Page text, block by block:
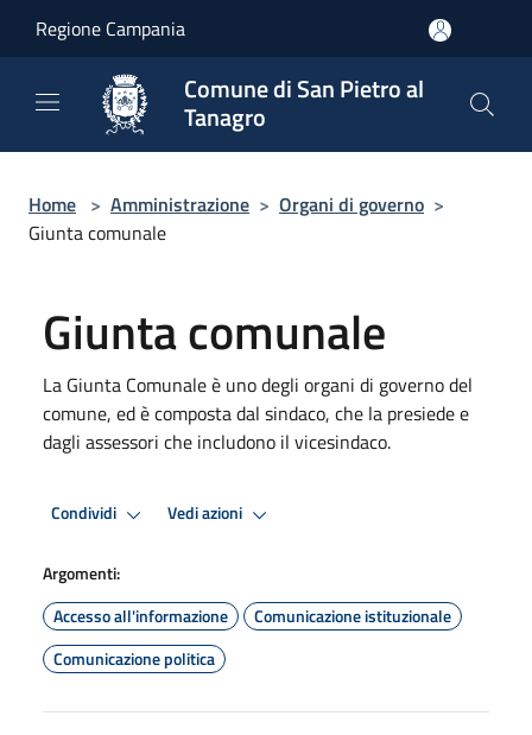
Regione Campania
Comune di San Pietro al
Tanagro
Home > Amministrazione > Organi di governo >
Giunta comunale
Giunta comunale
La Giunta Comunale è uno degli organi di governo del
comune, ed è composta dal sindaco, che la presiede e
dagli assessori che includono il vicesindaco.
Condividi Vedi azioni
Argomenti:
Accesso all'informazione
Comunicazione istituzionale
Comunicazione politica